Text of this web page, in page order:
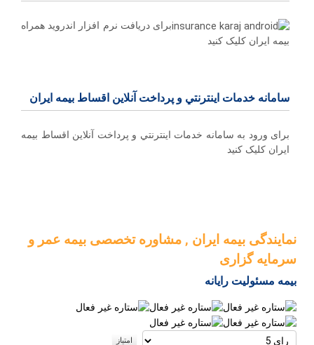
برای دریافت نرم افزار اندروید همراه
بیمه ایران کلیک کنید
سامانه خدمات اينترنتي و پرداخت آنلاین اقساط بيمه ايران
برای ورود به سامانه خدمات اينترنتي و پرداخت آنلاین اقساط بيمه
ايران کلیک کنید
نمایندگی بیمه ایران , مشاوره تخصصی بیمه عمر و
سرمایه گزاری
بیمه مسئولیت رایانه
لطفا